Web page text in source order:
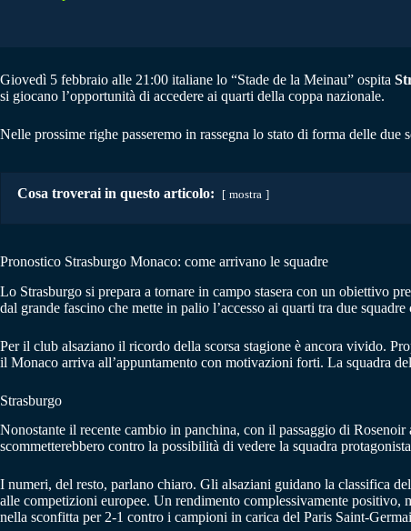
Giovedì 5 febbraio alle 21:00 italiane lo “Stade de la Meinau” ospita
si giocano l’opportunità di accedere ai quarti della coppa nazionale.
Nelle prossime righe passeremo in rassegna lo stato di forma delle due
Cosa troverai in questo articolo: mostra
Pronostico Strasburgo Monaco: come arrivano le squadre
Lo Strasburgo si prepara a tornare in campo stasera con un obiettivo
dal grande fascino che mette in palio l’accesso ai quarti tra due
Per il club alsaziano il ricordo della scorsa stagione è ancora vivido.
il Monaco arriva all’appuntamento con motivazioni forti. La squadra
Strasburgo
Nonostante il recente cambio in panchina, con il passaggio di
scommetterebbero contro la possibilità di vedere la squadra
I numeri, del resto, parlano chiaro. Gli alsaziani guidano la classifica
alle competizioni europee. Un rendimento complessivamente
nella sconfitta per 2-1 contro i campioni in carica del Paris Saint-